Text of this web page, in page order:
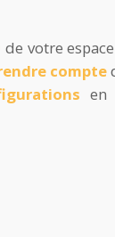
de votre
compte
en